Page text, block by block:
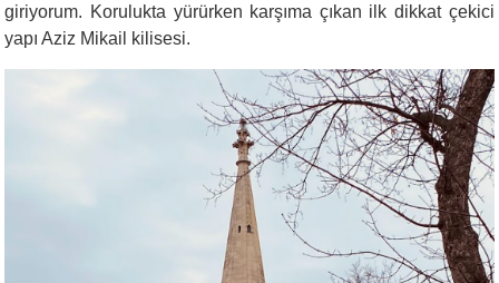
giriyorum. Korulukta yürürken karşıma çıkan ilk dikkat çekici
yapı Aziz Mikail kilisesi.